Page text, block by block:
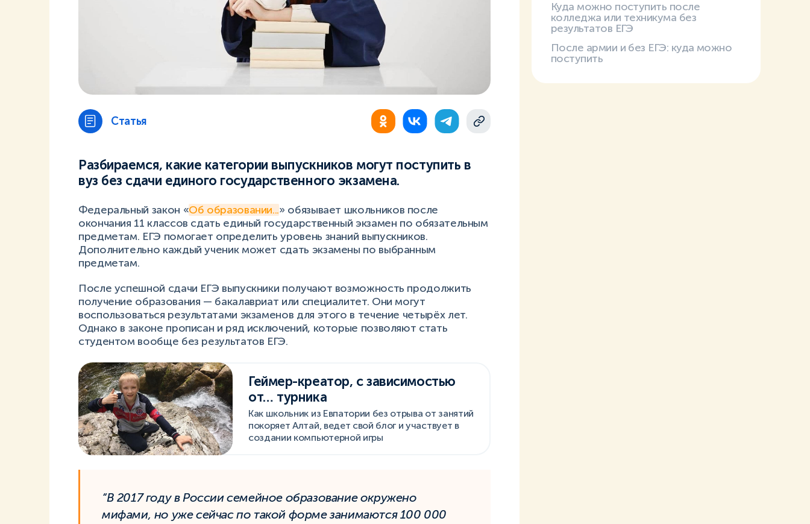
Статья
Разбираемся, какие категории выпускников могут поступить в
вуз без сдачи единого государственного экзамена.
Федеральный закон «Об образовании...» обязывает школьников после
окончания 11 классов сдать единый государственный экзамен по обязательным
предметам. ЕГЭ помогает определить уровень знаний выпускников.
Дополнительно каждый ученик может сдать экзамены по выбранным
предметам.
После успешной сдачи ЕГЭ выпускники получают возможность продолжить
получение образования — бакалавриат или специалитет. Они могут
воспользоваться результатами экзаменов для этого в течение четырёх лет.
Однако в законе прописан и ряд исключений, которые позволяют стать
студентом вообще без результатов ЕГЭ.
Геймер-креатор, с зависимостью
от… турника
Как школьник из Евпатории без отрыва от занятий
покоряет Алтай, ведет свой блог и участвует в
создании компьютерной игры
“В 2017 году в России семейное образование окружено
мифами, но уже сейчас по такой форме занимаются 100 000
Куда можно поступить после
колледжа или техникума без
результатов ЕГЭ
После армии и без ЕГЭ: куда можно
поступить